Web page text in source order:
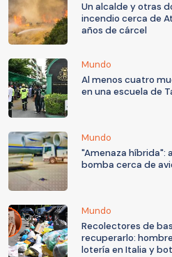
Un alcalde y otras
incendio cerca de
años de cárcel
Mundo
Al menos cuatro
en una escuela de
Mundo
"Amenaza híbrida":
bomba cerca de
Mundo
Recolectores de
recuperarlo:
lotería en Italia y